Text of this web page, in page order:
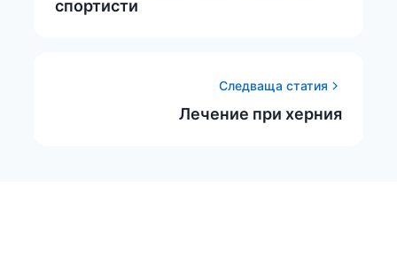
спортисти
Следваща статия
Лечение при херния